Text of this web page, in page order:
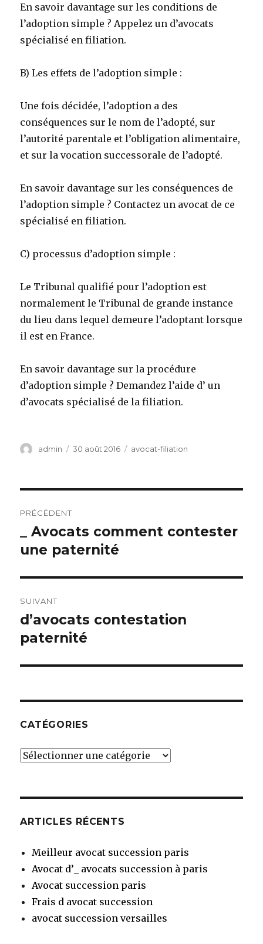
En savoir davantage sur les conditions de
l’adoption simple ? Appelez un d’avocats
spécialisé en filiation.
B) Les effets de l’adoption simple :
Une fois décidée, l’adoption a des
conséquences sur le nom de l’adopté, sur
l’autorité parentale et l’obligation alimentaire,
et sur la vocation successorale de l’adopté.
En savoir davantage sur les conséquences de
l’adoption simple ? Contactez un avocat de ce
spécialisé en filiation.
C) processus d’adoption simple :
Le Tribunal qualifié pour l’adoption est
normalement le Tribunal de grande instance
du lieu dans lequel demeure l’adoptant lorsque
il est en France.
En savoir davantage sur la procédure
d’adoption simple ? Demandez l’aide d’ un
d’avocats spécialisé de la filiation.
Auteur
admin
Publié
30 août 2016 Catégories
avocat-filiation
de
l’article
PRÉCÉDENT
Article
précédent :
_ Avocats comment contester
une paternité
SUIVANT
Article
suivant :
d’avocats contestation
paternité
CATÉGORIES
Catégories
ARTICLES RÉCENTS
Meilleur avocat succession paris
Avocat d’_ avocats succession à paris
Avocat succession paris
Frais d avocat succession
avocat succession versailles